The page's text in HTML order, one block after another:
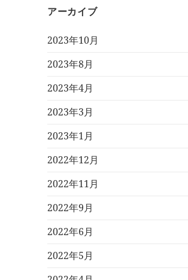
アーカイブ
2023年10月
2023年8月
2023年4月
2023年3月
2023年1月
2022年12月
2022年11月
2022年9月
2022年6月
2022年5月